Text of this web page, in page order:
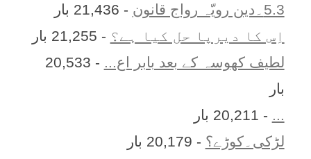
5.3۔دین رویّہ رواج قانون
- 21,436 بار
اِس کا ديرپا حل کيا ہے؟ - 21,255 بار
لطیف کھوسہ کے بعد بابر اع...
- 20,533
بار
... - 20,211 بار
لڑکی۔کوڑے؟ - 20,179 بار